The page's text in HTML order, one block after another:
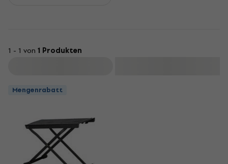
1 - 1 von 1 Produkten
Mengenrabatt